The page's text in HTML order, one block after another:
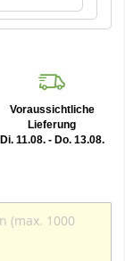
Voraussichtliche
Lieferung
Di. 11.08. - Do. 13.08.